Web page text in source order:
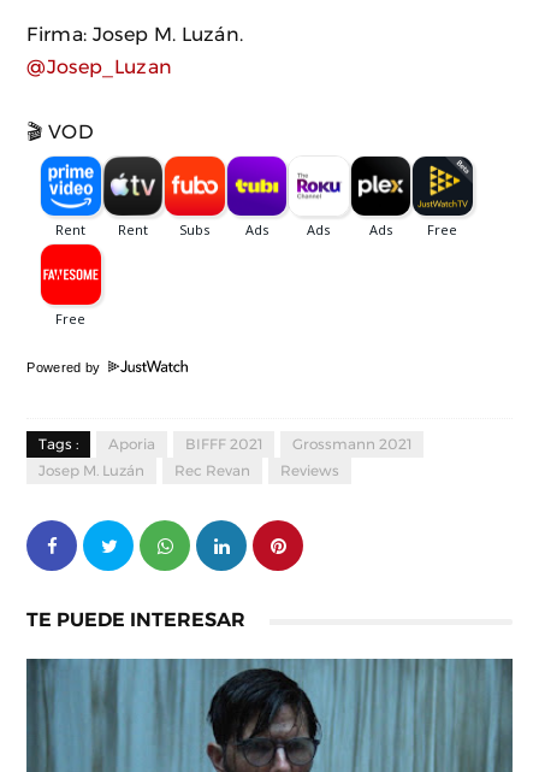
Firma: Josep M. Luzán.
@Josep_Luzan
🎬 VOD
Powered by
Tags : Aporia BIFFF 2021
Grossmann 2021
Josep M. Luzán
Rec Revan Reviews
TE PUEDE INTERESAR